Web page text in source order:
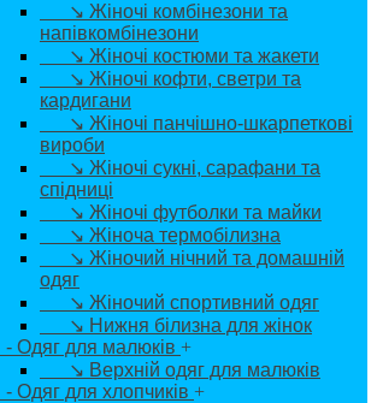
↘ Жіночі комбінезони та
напівкомбінезони
↘ Жіночі костюми та жакети
↘ Жіночі кофти, светри та
кардигани
↘ Жіночі панчішно-шкарпеткові
вироби
↘ Жіночі сукні, сарафани та
спідниці
↘ Жіночі футболки та майки
↘ Жіноча термобілизна
↘ Жіночий нічний та домашній
одяг
↘ Жіночий спортивний одяг
↘ Нижня білизна для жінок
- Одяг для малюків +
↘ Верхній одяг для малюків
- Одяг для хлопчиків +